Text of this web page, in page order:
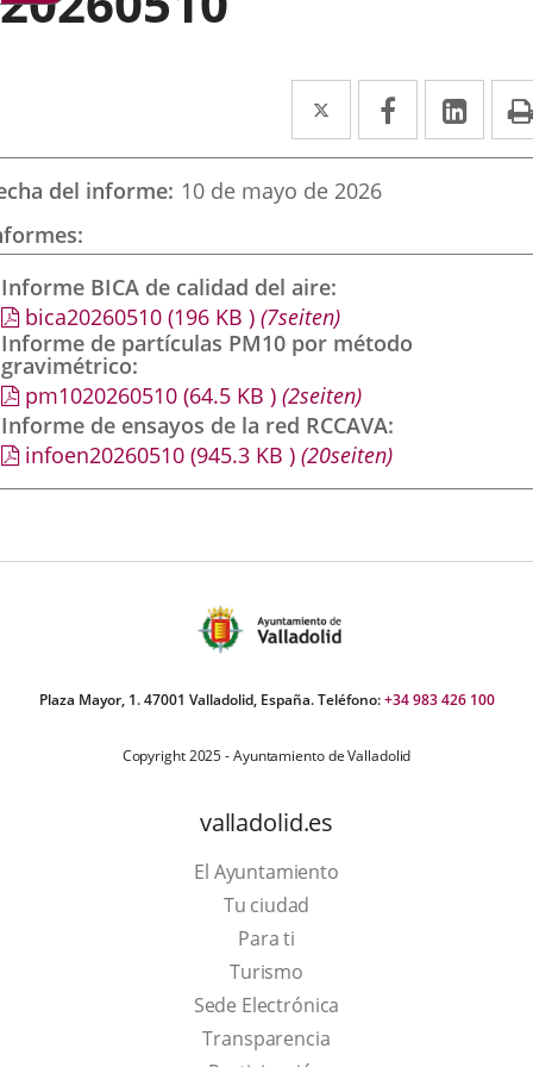
Twitter
Enlace
a
una
externa.
Facebook
Enlace
a
externa.
a
del informe 10 de mayo de 2026
Informe BICA de calidad del aire
bica20260510 (196 KB ) (7seiten)
Informe de partículas PM10 por método
gravimétrico
pm1020260510 (64.5 KB ) (2seiten)
Informe de ensayos de la red RCCAVA
infoen20260510 (945.3 KB ) (20seiten)
Plaza Mayor, 1. 47001 Valladolid, España. Teléfono:+34 983 426 100
Copyright 2025 - Ayuntamiento de Valladolid
valladolid.es
El Ayuntamiento
Tu ciudad
Para ti
TurismoThis
link
will
Sede Electrónica
Transparencia